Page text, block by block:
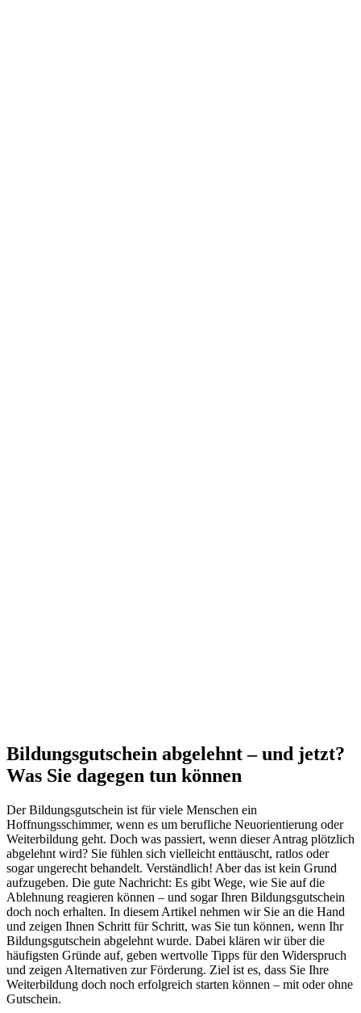
Bildungsgutschein abgelehnt – und jetzt?
Was Sie dagegen tun können
Der Bildungsgutschein ist für viele Menschen ein
Hoffnungsschimmer, wenn es um berufliche Neuorientierung oder
Weiterbildung geht. Doch was passiert, wenn dieser Antrag plötzlich
abgelehnt wird? Sie fühlen sich vielleicht enttäuscht, ratlos oder
sogar ungerecht behandelt. Verständlich! Aber das ist kein Grund
aufzugeben. Die gute Nachricht: Es gibt Wege, wie Sie auf die
Ablehnung reagieren können – und sogar Ihren Bildungsgutschein
doch noch erhalten. In diesem Artikel nehmen wir Sie an die Hand
und zeigen Ihnen Schritt für Schritt, was Sie tun können, wenn Ihr
Bildungsgutschein abgelehnt wurde. Dabei klären wir über die
häufigsten Gründe auf, geben wertvolle Tipps für den Widerspruch
und zeigen Alternativen zur Förderung. Ziel ist es, dass Sie Ihre
Weiterbildung doch noch erfolgreich starten können – mit oder ohne
Gutschein.